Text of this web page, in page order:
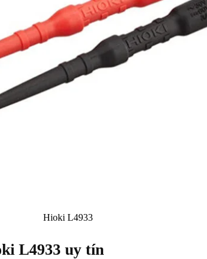
Hioki L4933
L4933 uy tín